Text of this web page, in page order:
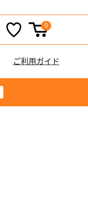
0
ご利用ガイド